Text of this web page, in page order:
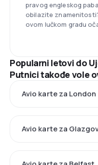
pravog engleskog
obilazite
ovom lučkom gradu
Popularni letovi do
Putnici takođe vole
Avio karte za London
Avio karte za